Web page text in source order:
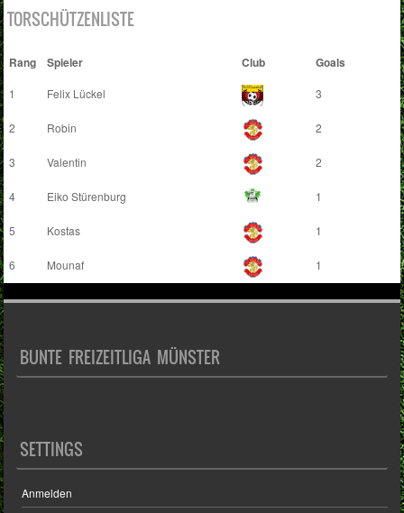
TORSCHÜTZENLISTE
Rang Spieler Club Goals
1 Felix Lückel 3
2 Robin 2
3 Valentin 2
4 Eiko Stürenburg 1
5 Kostas 1
6 Mounaf 1
BUNTE FREIZEITLIGA MÜNSTER
SETTINGS
Anmelden